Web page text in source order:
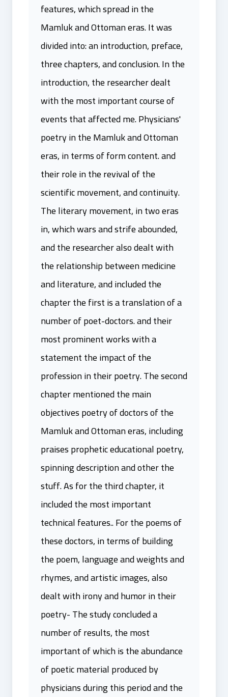
features, which spread in the
Mamluk and Ottoman eras. It was
divided into: an introduction, preface,
three chapters, and conclusion. In the
introduction, the researcher dealt
with the most important course of
events that affected me. Physicians'
poetry in the Mamluk and Ottoman
eras, in terms of form content. and
their role in the revival of the
scientific movement, and continuity.
The literary movement, in two eras
in, which wars and strife abounded,
and the researcher also dealt with
the relationship between medicine
and literature, and included the
chapter the first is a translation of a
number of poet-doctors. and their
most prominent works with a
statement the impact of the
profession in their poetry. The second
chapter mentioned the main
objectives poetry of doctors of the
Mamluk and Ottoman eras, including
praises prophetic educational poetry,
spinning description and other the
stuff. As for the third chapter, it
included the most important
technical features.. For the poems of
these doctors, in terms of building
the poem, language and weights and
rhymes, and artistic images, also
dealt with irony and humor in their
poetry- The study concluded a
number of results, the most
important of which is the abundance
of poetic material produced by
physicians during this period and the